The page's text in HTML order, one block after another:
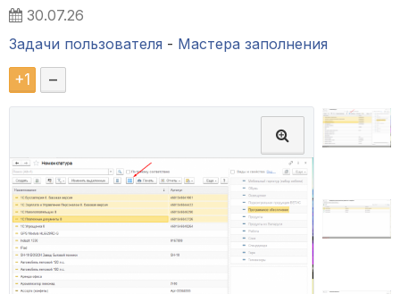
30.07.26
Задачи пользователя - Мастера заполнения
+1 –